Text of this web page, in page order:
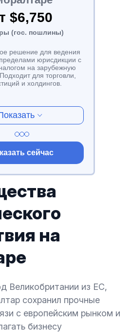
$6,750
(гос. пошлины)
решение для ведения
юрисдикции с
на зарубежную
для торговли,
и холдингов.
сейчас
на
Великобритании из ЕС,
сохранил прочные
с европейским рынком и
бизнесу